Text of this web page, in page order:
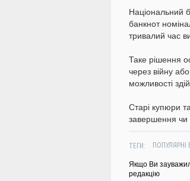
Національний
банкнот
тривалий час
Таке рішення
через війну
можливості
Старі купюри
завершення чи
ТЕГИ: ПОПУЛЯРНІ
Якщо Ви
редакцію